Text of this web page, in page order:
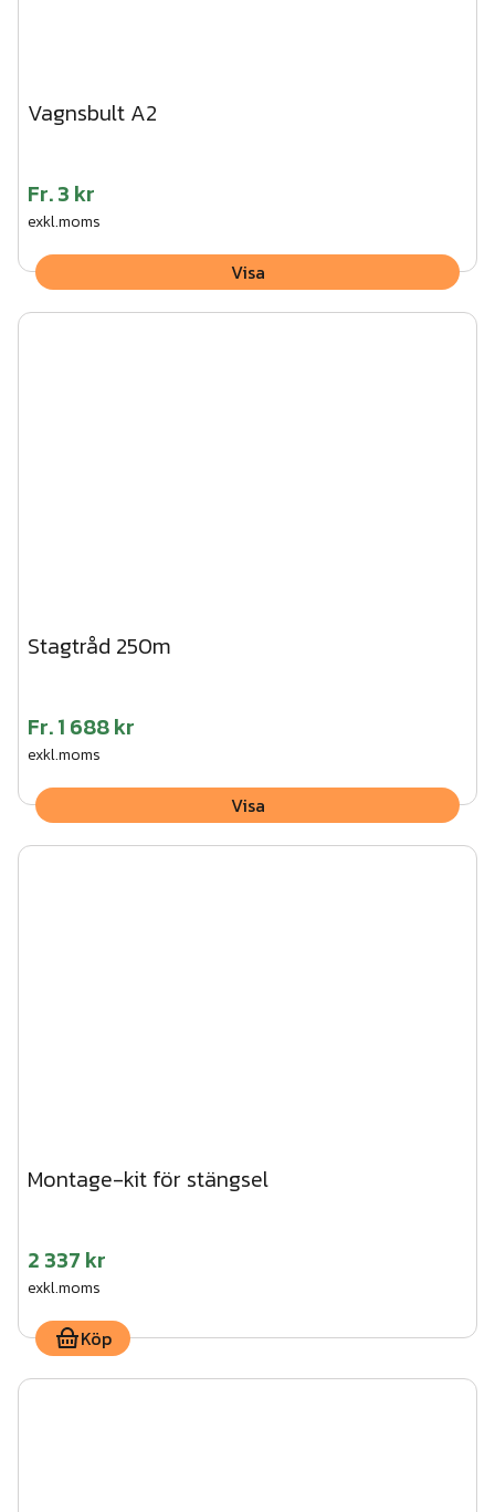
Vagnsbult A2
Fr.3 kr
exkl.moms
Visa
Stagtråd 250m
Fr.1 688 kr
exkl.moms
Visa
Montage-kit för stängsel
2 337 kr
exkl.moms
Köp